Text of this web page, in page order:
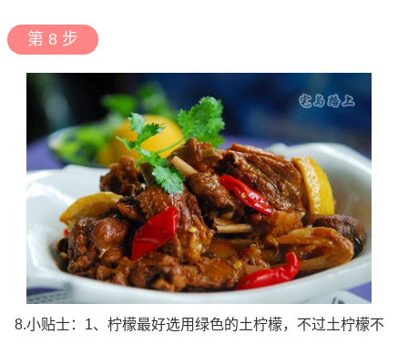
第 8 步
8.小贴士：1、柠檬最好选用绿色的土柠檬，不过土柠檬不